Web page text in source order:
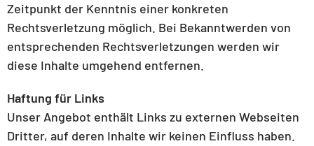
Zeitpunkt der Kenntnis einer konkreten
Rechtsverletzung möglich. Bei Bekanntwerden von
entsprechenden Rechtsverletzungen werden wir
diese Inhalte umgehend entfernen.
Haftung für Links
Unser Angebot enthält Links zu externen Webseiten
Dritter, auf deren Inhalte wir keinen Einfluss haben.